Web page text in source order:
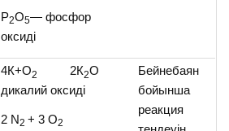
Р2О5— фосфор
оксиді
4К+О2 2К2О
дикалий оксиді
2 N2+ 3 O2
Бейнебаян
бойынша
реакция